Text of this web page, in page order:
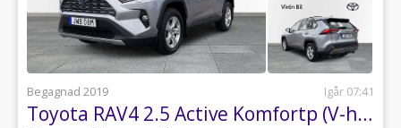
Begagnad 2019 Igår 07:41
Toyota RAV4 2.5 Active Komfortp (V-hjul+Motorv+Drag)